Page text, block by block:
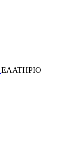
ΕΛΑΤΗΡΙΟ